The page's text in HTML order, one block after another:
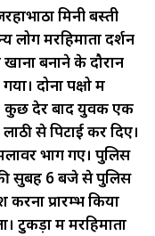
मिनी बस्ती
लोग मरहिमाता दर्शन
बनाने के दौरान
दोनों पक्षो में
कुछ देर बाद युवक एक
से पिटाई कर दिए।
भाग गए। पुलिस
सुबह 6 बजे से पुलिस
प्रारम्भ किया
टुकड़ा में मरहिमाता